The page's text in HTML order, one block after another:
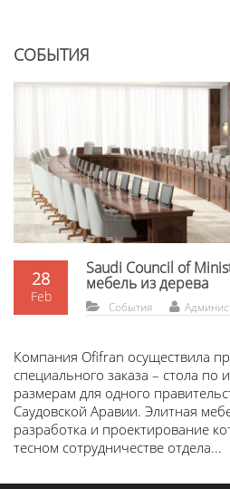
СОБЫТИЯ
28
Feb
Saudi Council of
мебель из дерева
События
Компания Ofifran осуществила
специального заказа – стола по
размерам для одного
Саудовской Аравии. Элитная
разработка и проектирование
тесном сотрудничестве отдела...